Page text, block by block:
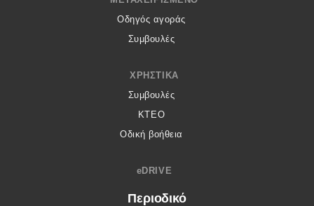
Οδηγός αγοράς
Συμβουλές
ΧΡΗΣΤΙΚΆ
Συμβουλές
ΚΤΕΟ
Οδική βοήθεια
eDRIVE
Περιοδικό